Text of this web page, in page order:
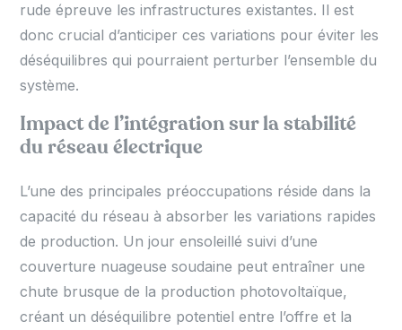
rude épreuve les infrastructures existantes. Il est
donc crucial d’anticiper ces variations pour éviter les
déséquilibres qui pourraient perturber l’ensemble du
système.
Impact de l’intégration sur la stabilité
du réseau électrique
L’une des principales préoccupations réside dans la
capacité du réseau à absorber les variations rapides
de production. Un jour ensoleillé suivi d’une
couverture nuageuse soudaine peut entraîner une
chute brusque de la production photovoltaïque,
créant un déséquilibre potentiel entre l’offre et la